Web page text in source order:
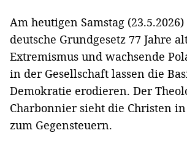
Am heutigen Samstag
deutsche Grundgesetz 77 Jahre
Extremismus und wachsende
in der Gesellschaft lassen die
Demokratie erodieren. Der
Charbonnier sieht die Christen
zum Gegensteuern.